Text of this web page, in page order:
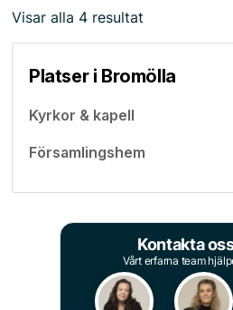
Visar alla 4 resultat
Platser i Bromölla
Kyrkor & kapell
Församlingshem
Kontakta
Vårt erfarna team